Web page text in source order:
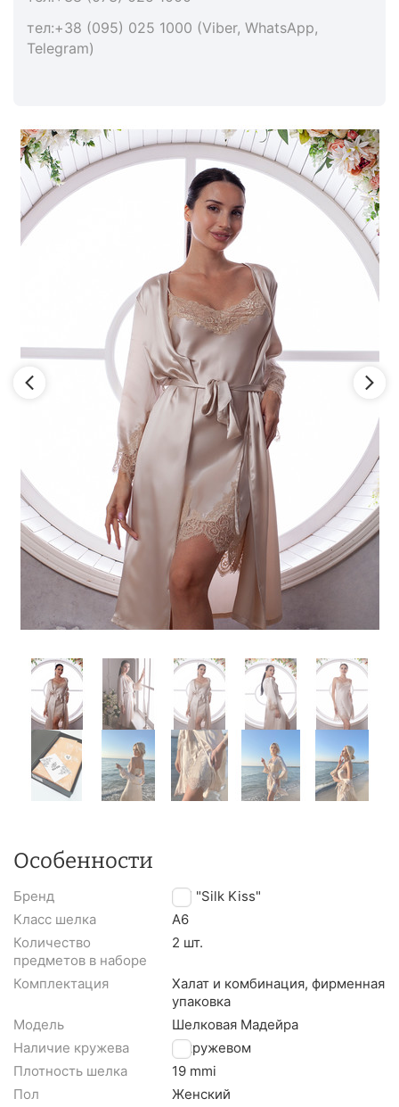
тел:+38 (095) 025 1000 (Viber, WhatsApp,
Telegram)
Особенности
Бренд
TM "Silk Kiss"
Класс шелка
A6
Количество
предметов в наборе
2 шт.
Комплектация
Халат и комбинация, фирменная
упаковка
Модель
Шелковая Мадейра
Наличие кружева
С кружевом
Плотность шелка
19 mmi
Пол
Женский